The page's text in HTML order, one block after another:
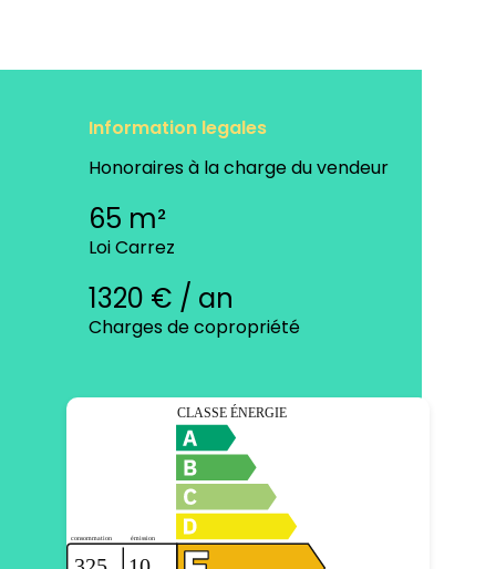
Information legales
Honoraires à la charge du vendeur
65 m²
Loi Carrez
1320 € / an
Charges de copropriété